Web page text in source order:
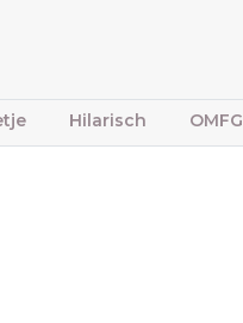
Hilarisch OMFG